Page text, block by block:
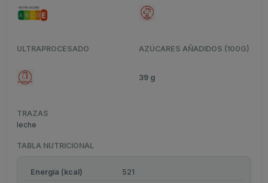
ULTRAPROCESADO AZÚCARES AÑADIDOS (100G)
39 g
TRAZAS
leche
TABLA NUTRICIONAL
Energía (kcal)
521